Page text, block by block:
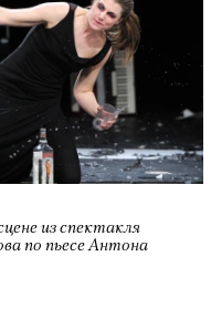
из спектакля
по пьесе Антона